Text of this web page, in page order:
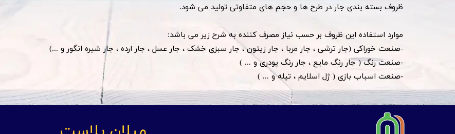
ظروف بسته بندی جار در طرح ها و حجم های متفاوتی تولید می شود.
​​​​​​​موارد استفاده این ظروف بر حسب نیاز مصرف کننده به شرح زیر می باشد:
​​​​​​​-صنعت خوراکی (جار ترشی ، جار مربا ، جار زیتون ، جار سبزی خشک ، جار عسل ، جار ارده ، جار شیره انگور و ...)
-صنعت رنگ ( جار رنگ مایع ، جار رنگ پودری و ... )
-صنعت اسباب بازی ( ژل اسلایم ، تیله و ... )​​​​​​​